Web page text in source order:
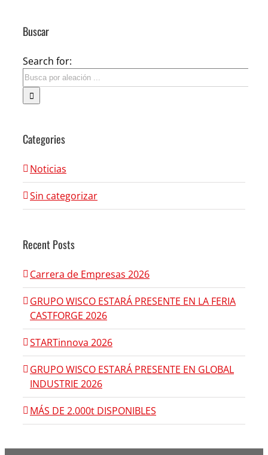
Buscar
Search for:
Categories
Noticias
Sin categorizar
Recent Posts
Carrera de Empresas 2026
GRUPO WISCO ESTARÁ PRESENTE EN LA FERIA
CASTFORGE 2026
STARTinnova 2026
GRUPO WISCO ESTARÁ PRESENTE EN GLOBAL
INDUSTRIE 2026
MÁS DE 2.000t DISPONIBLES